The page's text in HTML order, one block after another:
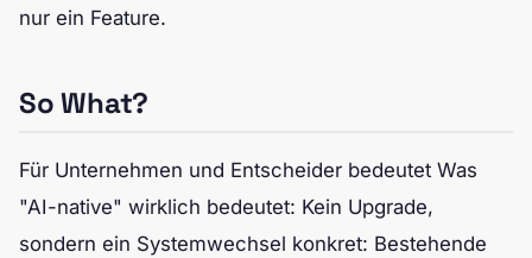
nur ein Feature.
So What?
Für Unternehmen und Entscheider bedeutet Was
"AI-native" wirklich bedeutet: Kein Upgrade,
sondern ein Systemwechsel konkret: Bestehende